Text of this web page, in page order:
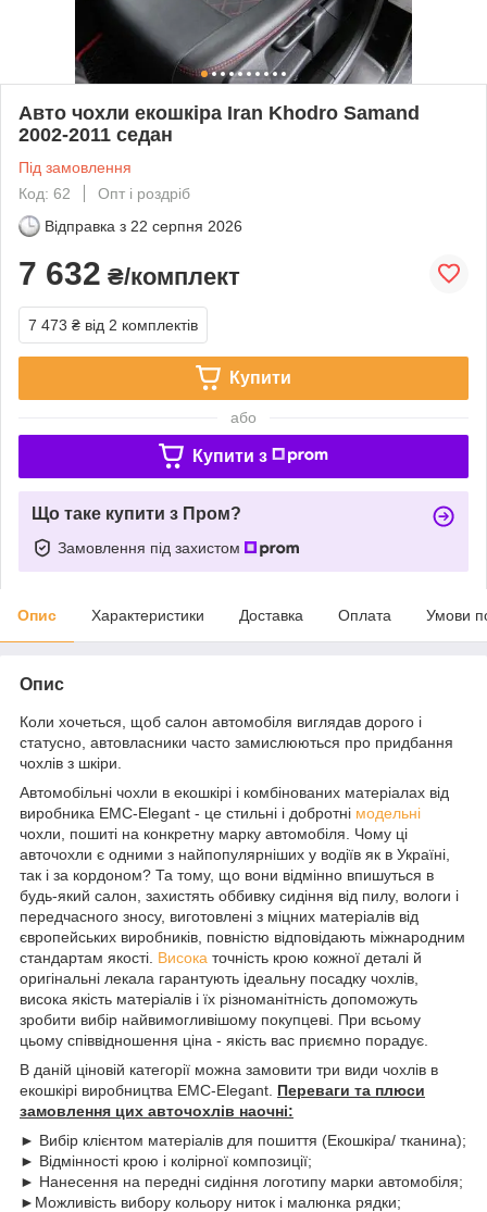
Авто чохли екошкіра Iran Khodro Samand
2002-2011 седан
Під замовлення
Код: 62
Опт і роздріб
Відправка з 22 серпня 2026
7 632 ₴/комплект
7 473 ₴ від 2 комплектів
Купити
або
Купити з
Що таке купити з Пром?
Замовлення під захистом
Опис Характеристики Доставка Оплата Умови
Опис
Коли хочеться, щоб салон автомобіля виглядав дорого і
статусно, автовласники часто замислюються про придбання
чохлів з шкіри.
Автомобільні чохли в екошкірі і комбінованих матеріалах від
виробника EMC-Elegant - це стильні і добротні модельні
чохли, пошиті на конкретну марку автомобіля. Чому ці
авточохли є одними з найпопулярніших у водіїв як в Україні,
так і за кордоном? Та тому, що вони відмінно впишуться в
будь-який салон, захистять оббивку сидіння від пилу, вологи і
передчасного зносу, виготовлені з міцних матеріалів від
європейських виробників, повністю відповідають міжнародним
стандартам якості. Висока точність крою кожної деталі й
оригінальні лекала гарантують ідеальну посадку чохлів,
висока якість матеріалів і їх різноманітність допоможуть
зробити вибір найвимогливішому покупцеві. При всьому
цьому співвідношення ціна - якість вас приємно порадує.
В даній ціновій категорії можна замовити три види чохлів в
екошкірі виробництва EMC-Elegant. Переваги та плюси
замовлення цих авточохлів наочні:
► Вибір клієнтом матеріалів для пошиття (Екошкіра/ тканина);
► Відмінності крою і колірної композиції;
► Нанесення на передні сидіння логотипу марки автомобіля;
►Можливість вибору кольору ниток і малюнка рядки;